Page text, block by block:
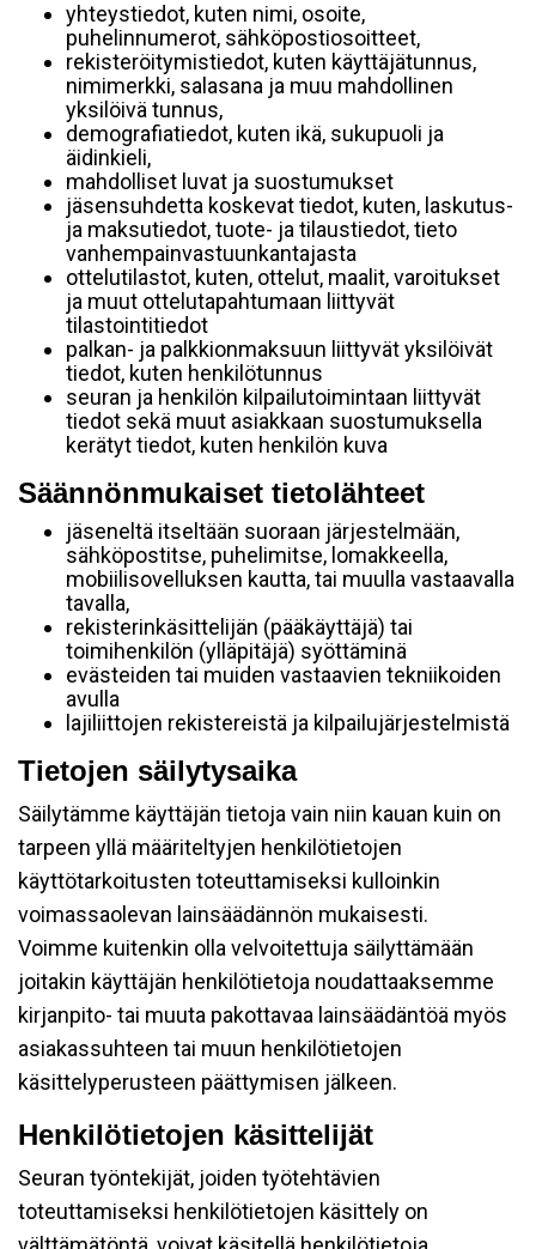
yhteystiedot, kuten nimi, osoite,
puhelinnumerot, sähköpostiosoitteet,
rekisteröitymistiedot, kuten käyttäjätunnus,
nimimerkki, salasana ja muu mahdollinen
yksilöivä tunnus,
demografiatiedot, kuten ikä, sukupuoli ja
äidinkieli,
mahdolliset luvat ja suostumukset
jäsensuhdetta koskevat tiedot, kuten, laskutus-
ja maksutiedot, tuote- ja tilaustiedot, tieto
vanhempainvastuunkantajasta
ottelutilastot, kuten, ottelut, maalit, varoitukset
ja muut ottelutapahtumaan liittyvät
tilastointitiedot
palkan- ja palkkionmaksuun liittyvät yksilöivät
tiedot, kuten henkilötunnus
seuran ja henkilön kilpailutoimintaan liittyvät
tiedot sekä muut asiakkaan suostumuksella
kerätyt tiedot, kuten henkilön kuva
Säännönmukaiset tietolähteet
jäseneltä itseltään suoraan järjestelmään,
sähköpostitse, puhelimitse, lomakkeella,
mobiilisovelluksen kautta, tai muulla vastaavalla
tavalla,
rekisterinkäsittelijän (pääkäyttäjä) tai
toimihenkilön (ylläpitäjä) syöttäminä
evästeiden tai muiden vastaavien tekniikoiden
avulla
lajiliittojen rekistereistä ja kilpailujärjestelmistä
Tietojen säilytysaika
Säilytämme käyttäjän tietoja vain niin kauan kuin on
tarpeen yllä määriteltyjen henkilötietojen
käyttötarkoitusten toteuttamiseksi kulloinkin
voimassaolevan lainsäädännön mukaisesti.
Voimme kuitenkin olla velvoitettuja säilyttämään
joitakin käyttäjän henkilötietoja noudattaaksemme
kirjanpito- tai muuta pakottavaa lainsäädäntöä myös
asiakassuhteen tai muun henkilötietojen
käsittelyperusteen päättymisen jälkeen.
Henkilötietojen käsittelijät
Seuran työntekijät, joiden työtehtävien
toteuttamiseksi henkilötietojen käsittely on